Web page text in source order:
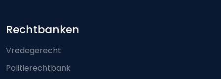
Footer-menu
Rechtbanken
Vredegerecht
Politierechtbank